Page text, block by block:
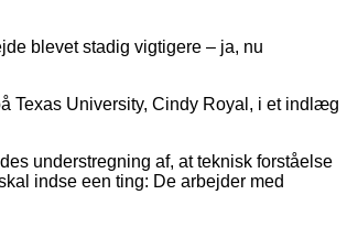
blevet stadig vigtigere – ja, nu
Texas University, Cindy Royal, i et indlæg
understregning af, at teknisk forståelse
indse een ting: De arbejder med